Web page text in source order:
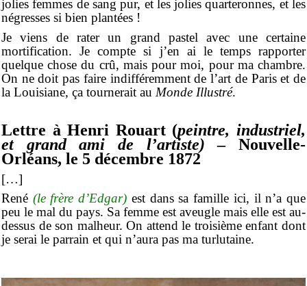
jolies femmes de sang pur, et les jolies quarteronnes, et les
négresses si bien plantées !
Je viens de rater un grand pastel avec une certaine
mortification. Je compte si j’en ai le temps rapporter
quelque chose du crû, mais pour moi, pour ma chambre.
On ne doit pas faire indifféremment de l’art de Paris et de
la Louisiane, ça tournerait au Monde Illustré.
Lettre à Henri Rouart (peintre, industriel,
et grand ami de l’artiste) – Nouvelle-
Orléans, le 5 décembre 1872
[…]
René (le frère d’Edgar) est dans sa famille ici, il n’a que
peu le mal du pays. Sa femme est aveugle mais elle est au-
dessus de son malheur. On attend le troisième enfant dont
je serai le parrain et qui n’aura pas ma turlutaine.